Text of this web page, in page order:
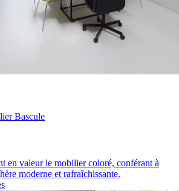
Bascule
en valeur le mobilier coloré, conférant à
moderne et rafraîchissante.